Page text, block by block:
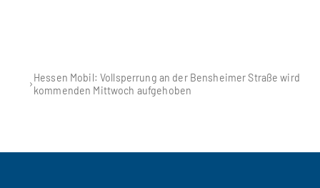
Hessen Mobil: Vollsperrung an der Bensheimer Straße wird
kommenden Mittwoch aufgehoben